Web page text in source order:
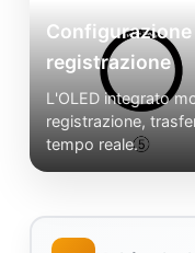
registrazione
L'OLED integrato
registrazione,
tempo reale.